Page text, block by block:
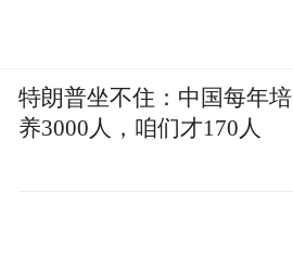
特朗普坐不住：中国每年培
养3000人，咱们才170人